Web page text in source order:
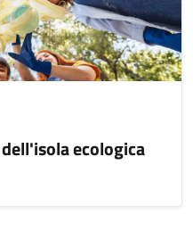
ecologica